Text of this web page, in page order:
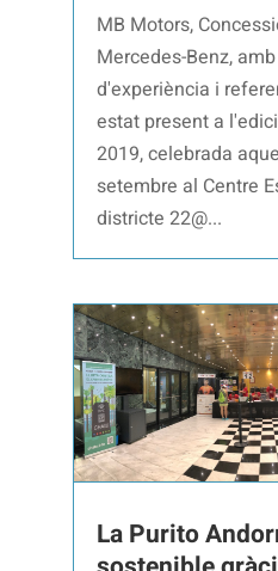
MB Motors,
Mercedes-Benz,
d'experiència i
estat present a
2019, celebrada
setembre al Centre
districte 22@...
La Purito